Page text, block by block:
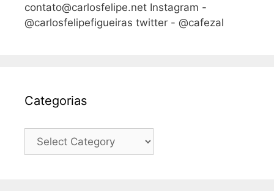
contato@carlosfelipe.net Instagram -
@carlosfelipefigueiras twitter - @cafezal
Categorias
Categorias